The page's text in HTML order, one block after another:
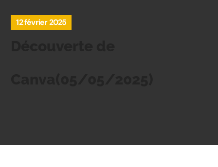
12 février 2025